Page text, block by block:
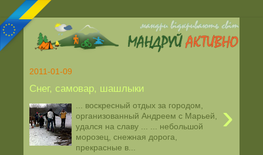
2011-01-09
Снег, самовар, шашлыки
›
... воскресный отдых за городом,
организованный Андреем с Марьей,
удался на славу ... ... небольшой
морозец, снежная дорога,
прекрасные в...